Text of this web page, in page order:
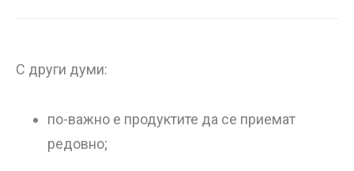
С други думи:
по-важно е продуктите да се приемат
редовно;